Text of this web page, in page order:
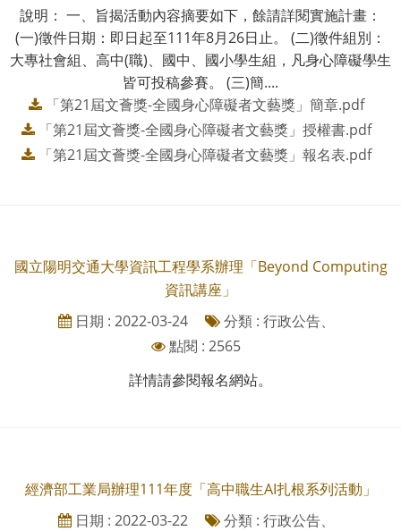
說明： 一、旨揭活動內容摘要如下，餘請詳閱實施計畫：
(一)徵件日期：即日起至111年8月26日止。 (二)徵件組別：
大專社會組、高中(職)、國中、國小學生組，凡身心障礙學生
皆可投稿參賽。 (三)簡....
「第21屆文薈獎-全國身心障礙者文藝獎」簡章.pdf
「第21屆文薈獎-全國身心障礙者文藝獎」授權書.pdf
「第21屆文薈獎-全國身心障礙者文藝獎」報名表.pdf
國立陽明交通大學資訊工程學系辦理「Beyond Computing
資訊講座」
日期 : 2022-03-24
分類 : 行政公告、
點閱 : 2565
詳情請參閱報名網站。
經濟部工業局辦理111年度「高中職生AI扎根系列活動」
日期 : 2022-03-22
分類 : 行政公告、